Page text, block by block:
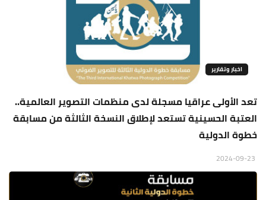
اخبار وتقارير
تعد الأولى عراقيا مسجلة لدى منظمات التصوير العالمية..
العتبة الحسينية تستعد لإطلاق النسخة الثالثة من مسابقة
خطوة الدولية